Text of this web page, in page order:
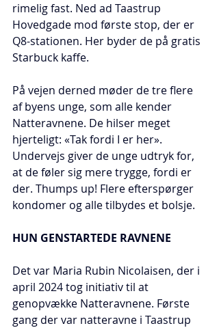
rimelig fast. Ned ad Taastrup
Hovedgade mod første stop, der er
Q8-stationen. Her byder de på gratis
Starbuck kaffe.
På vejen derned møder de tre flere
af byens unge, som alle kender
Natteravnene. De hilser meget
hjerteligt: «Tak fordi I er her».
Undervejs giver de unge udtryk for,
at de føler sig mere trygge, fordi er
der. Thumps up! Flere efterspørger
kondomer og alle tilbydes et bolsje.
HUN GENSTARTEDE RAVNENE
Det var Maria Rubin Nicolaisen, der i
april 2024 tog initiativ til at
genopvække Natteravnene. Første
gang der var natteravne i Taastrup